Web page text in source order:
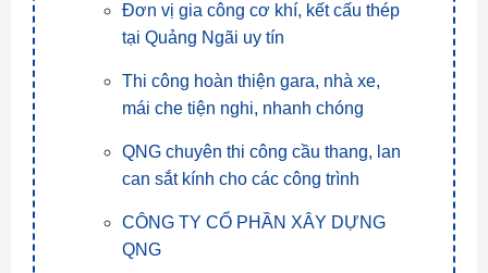
Đơn vị gia công cơ khí, kết cấu thép
tại Quảng Ngãi uy tín
Thi công hoàn thiện gara, nhà xe,
mái che tiện nghi, nhanh chóng
QNG chuyên thi công cầu thang, lan
can sắt kính cho các công trình
CÔNG TY CỔ PHẦN XÂY DỰNG
QNG